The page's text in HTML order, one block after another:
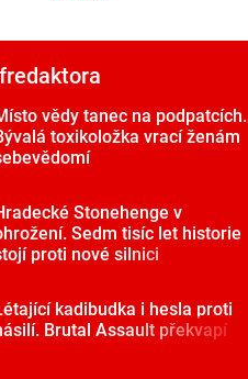
vědy tanec na podpatcích.
toxikoložka vrací ženám
Stonehenge v
Sedm tisíc let historie
proti nové silnici
kadibudka i hesla proti
Brutal Assault překvapí